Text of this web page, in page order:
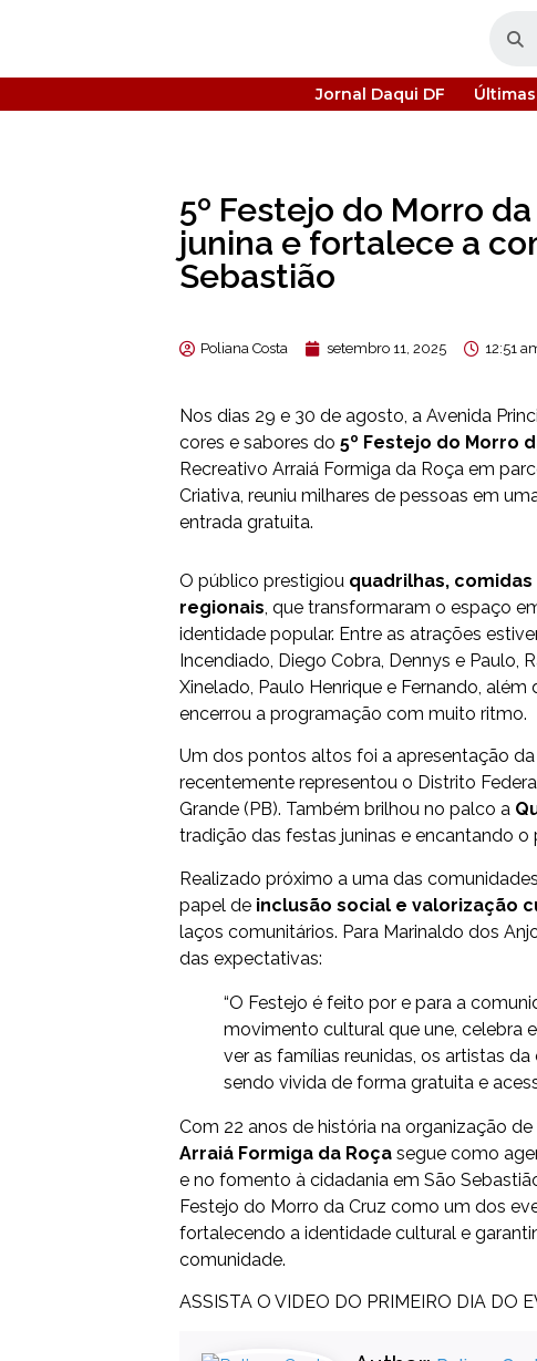
Jornal Daqui DF Últimas
5º Festejo do Morro
junina e fortalece a
Sebastião
Poliana Costa setembro 11, 2025 12:51
Nos dias 29 e 30 de agosto, a Avenida
cores e sabores do 5º Festejo do Morro
Recreativo Arraiá Formiga da Roça em
Criativa, reuniu milhares de pessoas em
entrada gratuita.
O público prestigiou quadrilhas,
regionais , que transformaram o espaço
identidade popular. Entre as atrações
Incendiado, Diego Cobra, Dennys e Paulo,
Xinelado, Paulo Henrique e Fernando,
encerrou a programação com muito ritmo.
Um dos pontos altos foi a apresentação da
recentemente representou o Distrito
Grande (PB). Também brilhou no palco a
tradição das festas juninas e encantando
Realizado próximo a uma das
papel de inclusão social e valorização
laços comunitários. Para Marinaldo dos
das expectativas:
“O Festejo é feito por e para a
movimento cultural que une, celebra
ver as famílias reunidas, os artistas
sendo vivida de forma gratuita e
Com 22 anos de história na organização de
Arraiá Formiga da Roça segue como
e no fomento à cidadania em São
Festejo do Morro da Cruz como um dos
fortalecendo a identidade cultural e
comunidade.
ASSISTA O VIDEO DO PRIMEIRO DIA DO